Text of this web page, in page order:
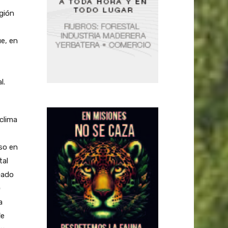
en
está mostrando buenos resultados en el Este de Uruguay y el Sur de Buenos Aires. En el litoral del río Uruguay, E. globulus será probablemente reemplazado por otras especies. negrita/*Superficie forestada:/negrita “la visión de Uruguay como país sin bosques cambió drásticamente en los últimos ocho años. Actualmente tienen más bosques que Argentina, logrando en una década desarrollar una masa forestal similar a la superficie de nuestro país”, afirmó Gowda. Debido a una planificación geográfica, material genético más homogéneo y un alto ritmo de plantación (50.000 ha/año), Uruguay tiene en la actuali